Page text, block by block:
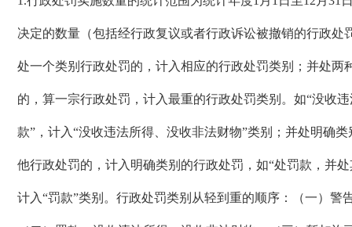
决定的数量（包括经行政复议或者行政诉讼被撤销的行政处
处一个类别行政处罚的，计入相应的行政处罚类别；并处两
的，算一宗行政处罚，计入最重的行政处罚类别。如“没收
款”，计入“没收违法所得、没收非法财物”类别；并处明确
他行政处罚的，计入明确类别的行政处罚，如“处罚款，并
计入“罚款”类别。行政处罚类别从轻到重的顺序：（一）警